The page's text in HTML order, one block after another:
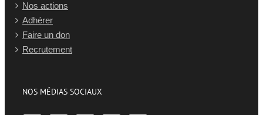
Nos actions
Adhérer
Faire un don
Recrutement
NOS MÉDIAS SOCIAUX